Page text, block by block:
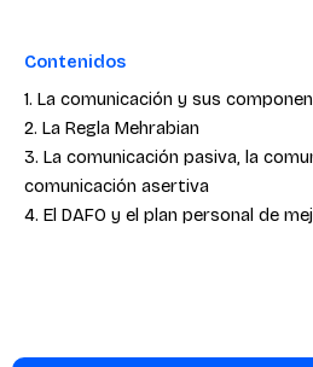
Contenidos
1. La comunicación y sus
2. La Regla Mehrabian
3. La comunicación pasiva, la
comunicación asertiva
4. El DAFO y el plan personal de